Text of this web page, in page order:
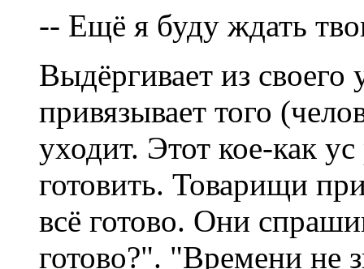
-- Ещё я буду ждать
Выдёргивает из своего
привязывает того
уходит. Этот кое-как
готовить. Товарищи
всё готово. Они
готово?". "Времени не